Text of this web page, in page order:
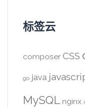
标签云
composer CSS
go java
MySQL nginx